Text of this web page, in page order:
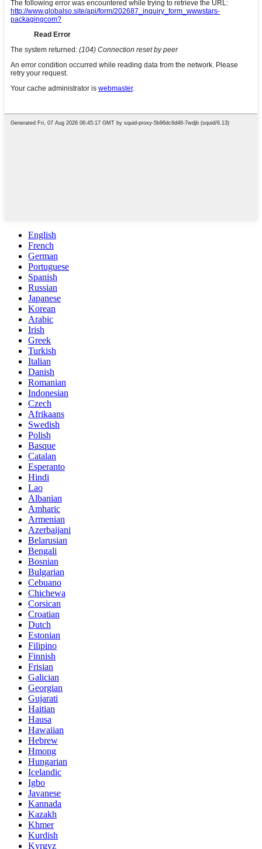
English
French
German
Portuguese
Spanish
Russian
Japanese
Korean
Arabic
Irish
Greek
Turkish
Italian
Danish
Romanian
Indonesian
Czech
Afrikaans
Swedish
Polish
Basque
Catalan
Esperanto
Hindi
Lao
Albanian
Amharic
Armenian
Azerbaijani
Belarusian
Bengali
Bosnian
Bulgarian
Cebuano
Chichewa
Corsican
Croatian
Dutch
Estonian
Filipino
Finnish
Frisian
Galician
Georgian
Gujarati
Haitian
Hausa
Hawaiian
Hebrew
Hmong
Hungarian
Icelandic
Igbo
Javanese
Kannada
Kazakh
Khmer
Kurdish
Kyrgyz